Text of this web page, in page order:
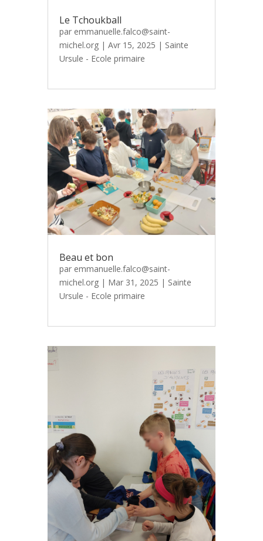
Le Tchoukball
par emmanuelle.falco@saint-
michel.org| Avr 15, 2025 | Sainte
Ursule - Ecole primaire
Beau et bon
par emmanuelle.falco@saint-
michel.org| Mar 31, 2025 | Sainte
Ursule - Ecole primaire